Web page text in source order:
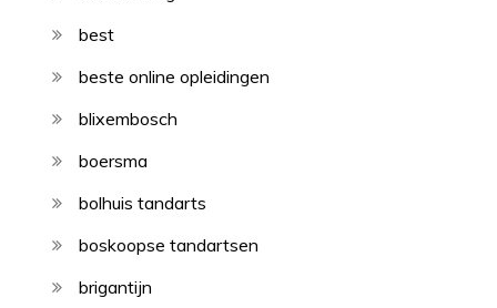
best
beste online opleidingen
blixembosch
boersma
bolhuis tandarts
boskoopse tandartsen
brigantijn